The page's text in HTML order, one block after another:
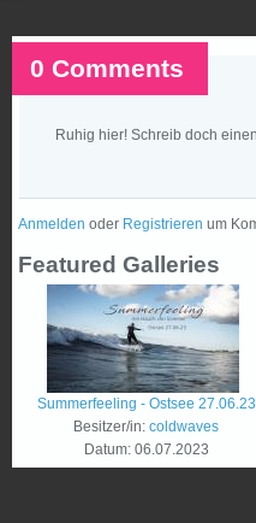
0 Comments
Ruhig hier! Schreib doch einen
Anmelden oder Registrieren um
Featured Galleries
Summerfeeling - Ostsee 27.06.23
Besitzer/in: coldwaves
Datum: 06.07.2023